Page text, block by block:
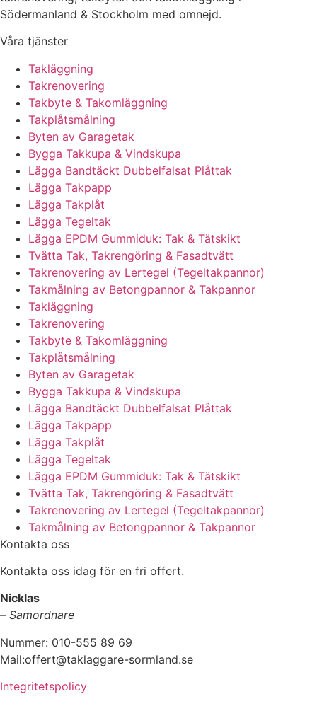
Södermanland & Stockholm med omnejd.
Våra tjänster
Takläggning
Takrenovering
Takbyte & Takomläggning
Takplåtsmålning
Byten av Garagetak
Bygga Takkupa & Vindskupa
Lägga Bandtäckt Dubbelfalsat Plåttak
Lägga Takpapp
Lägga Takplåt
Lägga Tegeltak
Lägga EPDM Gummiduk: Tak & Tätskikt
Tvätta Tak, Takrengöring & Fasadtvätt
Takrenovering av Lertegel (Tegeltakpannor)
Takmålning av Betongpannor & Takpannor
Takläggning
Takrenovering
Takbyte & Takomläggning
Takplåtsmålning
Byten av Garagetak
Bygga Takkupa & Vindskupa
Lägga Bandtäckt Dubbelfalsat Plåttak
Lägga Takpapp
Lägga Takplåt
Lägga Tegeltak
Lägga EPDM Gummiduk: Tak & Tätskikt
Tvätta Tak, Takrengöring & Fasadtvätt
Takrenovering av Lertegel (Tegeltakpannor)
Takmålning av Betongpannor & Takpannor
Kontakta oss
Kontakta oss idag för en fri offert.
Nicklas
– Samordnare
Nummer: 010-555 89 69
Mail:offert@taklaggare-sormland.se
Integritetspolicy